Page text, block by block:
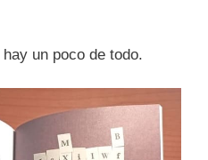
un poco de todo.